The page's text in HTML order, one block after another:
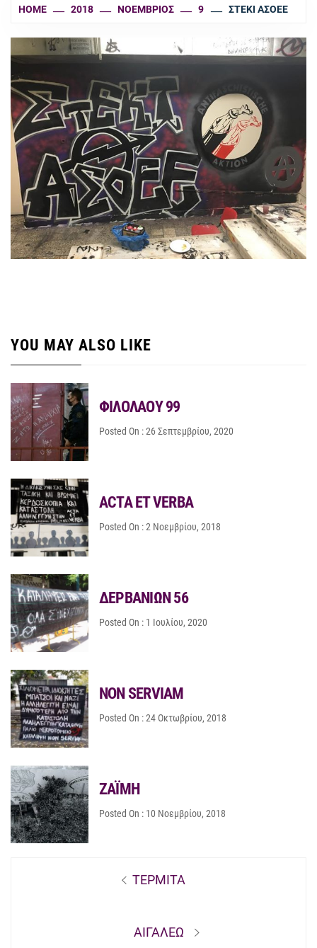
HOME 2018 ΝΟΈΜΒΡΙΟΣ 9 ΣΤΕΚΙ ΑΣΟΕΕ
YOU MAY ALSO LIKE
ΦΙΛΟΛΑΟΥ 99
Posted On : 26 Σεπτεμβρίου, 2020
ACTA ET VERBA
Posted On : 2 Νοεμβρίου, 2018
ΔΕΡΒΑΝΙΩΝ 56
Posted On : 1 Ιουλίου, 2020
NON SERVIAM
Posted On : 24 Οκτωβρίου, 2018
ΖΑΪΜΗ
Posted On : 10 Νοεμβρίου, 2018
Previous
ΤΕΡΜΙΤΑ
Next
ΑΙΓΑΛΕΩ